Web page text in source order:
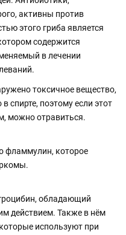
активны против
этого гриба является
содержится
в лечении
токсичное вещество,
спирте, поэтому если этот
можно отравиться.
фламмулин, которое
обладающий
действием. Также в нём
используют при